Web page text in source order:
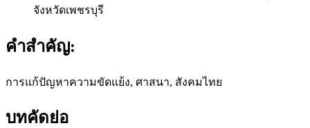
จังหวัดเพชรบุรี
คำสำคัญ:
การแก้ปัญหาความขัดแย้ง, ศาสนา, สังคมไทย
บทคัดย่อ